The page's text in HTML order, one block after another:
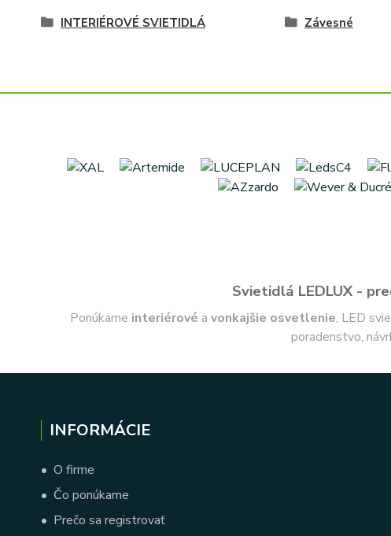
INTERIÉROVÉ SVIETIDLÁ Závesné
Svietidlá LEDLUX -
Ponúkame interiérové a vonkajšie osvetlenie, LED
poradenstvo,
INFORMÁCIE
• O firme
• Čo ponúkame
• Prečo sa registrovať